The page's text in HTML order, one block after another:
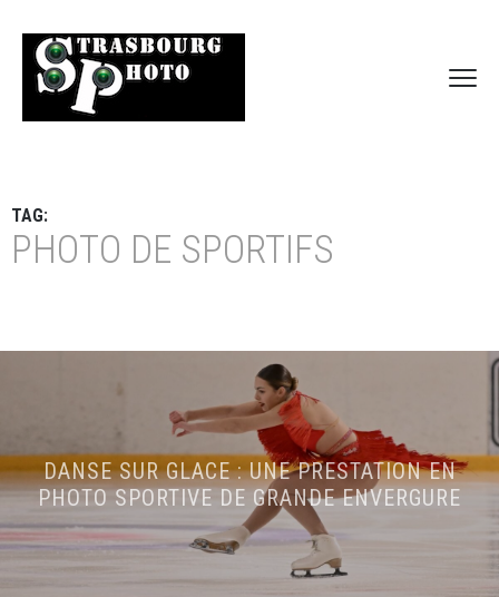
TAG:
PHOTO DE SPORTIFS
DANSE SUR GLACE : UNE PRESTATION EN
PHOTO SPORTIVE DE GRANDE ENVERGURE